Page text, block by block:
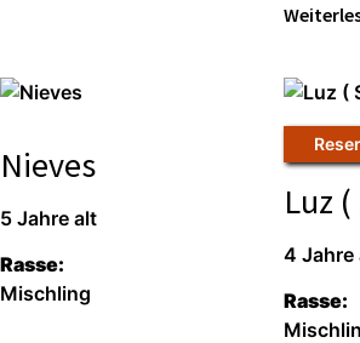
Nieves
5 Jah­re alt
Ras­se:
Misch­ling
Luz
4 Jah­re
Ras­se: